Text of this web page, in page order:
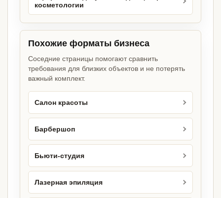
косметологии
Похожие форматы бизнеса
Соседние страницы помогают сравнить
требования для близких объектов и не потерять
важный комплект.
Салон красоты
Барбершоп
Бьюти-студия
Лазерная эпиляция